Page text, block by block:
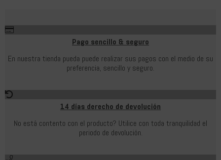
Pago sencillo & seguro
En nuestra tienda pueda puede realizar sus pagos con el medio de su
preferencia, sencillo y seguro.
14 días derecho de devolución
No está contento con el producto? Utilice con toda tranquilidad el
periodo de devolución.